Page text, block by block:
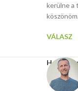
kerülne a
köszönöm.
VÁLASZ
Hasito.hu
február